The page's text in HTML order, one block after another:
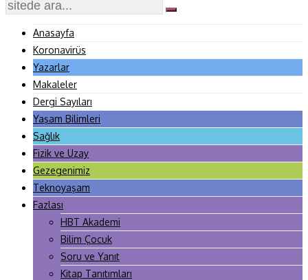
Anasayfa
Koronavirüs
Yazarlar
Makaleler
Dergi Sayıları
Yaşam Bilimleri
Sağlık
Fizik ve Uzay
Gezegenimiz
Teknoyaşam
Fazlası
HBT Akademi
Bilim Çocuk
Soru ve Yanıt
Kitap Tanıtımları